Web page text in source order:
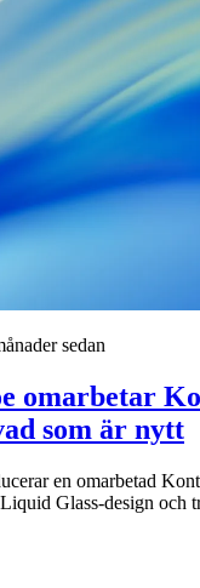
sedan
omarbetar
som är nytt
en omarbetad
Glass-design och